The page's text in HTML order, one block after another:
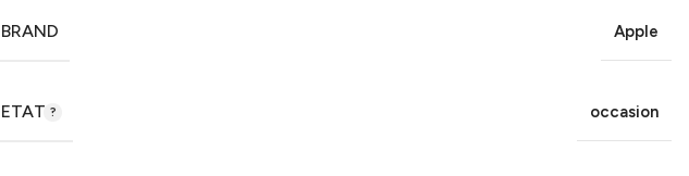
BRAND Apple
ETAT occasion